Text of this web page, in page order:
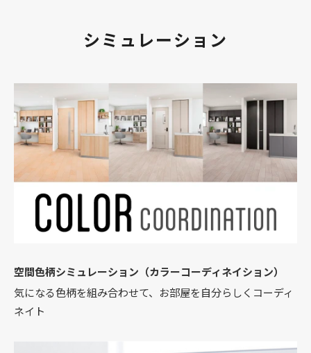
シミュレーション
空間色柄シミュレーション（カラーコーディネイション）
気になる色柄を組み合わせて、お部屋を自分らしくコーディ
ネイト